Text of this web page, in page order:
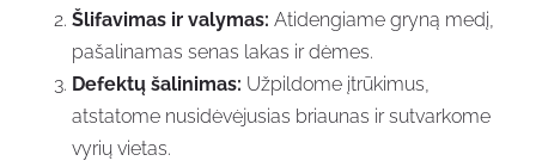
Šlifavimas ir valymas: Atidengiame gryną medį,
pašalinamas senas lakas ir dėmes.
Defektų šalinimas: Užpildome įtrūkimus,
atstatome nusidėvėjusias briaunas ir sutvarkome
vyrių vietas.